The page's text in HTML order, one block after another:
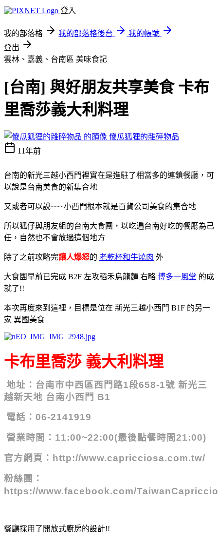
登入
我的部落格 我的部落格後台
我的帳號
登出
雲林、嘉義、台南區 美味食記
[台南] 與好朋友共享美食 卡布
里喬莎義大利料理
傻瓜狐狸的雜碎物品
11年前
台南的新光三越小西門裡實在是進駐了相當多的連鎖餐廳，可
以說是台南美食的新集合地
又或者可以說~~~小西門根本就是百貨公司美食的集合地
所以狐仔與朋友組的台南大食團，以吃遍台南好吃的餐廳為己
任，自然也不會放過這個地方
除了之前攻略完讓人爆怒的 老乾杯和牛燒肉 外
大食團早前已完成 B2F 左攻稻禾烏龍麵 右略 博多一風堂 的成
就了!!
本次再度來到這裡，目標是位在 新光三越小西門 B1F 的另一
家 異國美食
卡布里喬莎 義大利料理
地址：台南市中西區西門路1段658-1號 新光三
越新天地 台南小西門 B1
電話：06-2141919
營業時間： 11:00~22:00(最後點餐時間21:00)
官方網頁：http://www.capricciosa.com.tw/
粉絲團：
https://www.facebook.com/
餐廳採用了開放式廚房的設計!!